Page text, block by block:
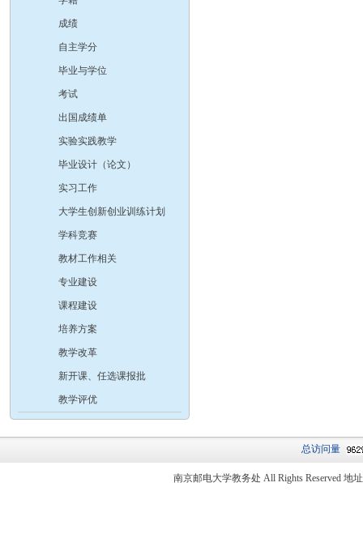
成绩
自主学分
毕业与学位
考试
出国成绩单
实验实践教学
毕业设计（论文）
实习工作
大学生创新创业训练计划
学科竞赛
教材工作相关
专业建设
课程建设
培养方案
教学改革
新开课、任选课报批
教学评优
总访问量
南京邮电大学教务处 All Rights Reserved